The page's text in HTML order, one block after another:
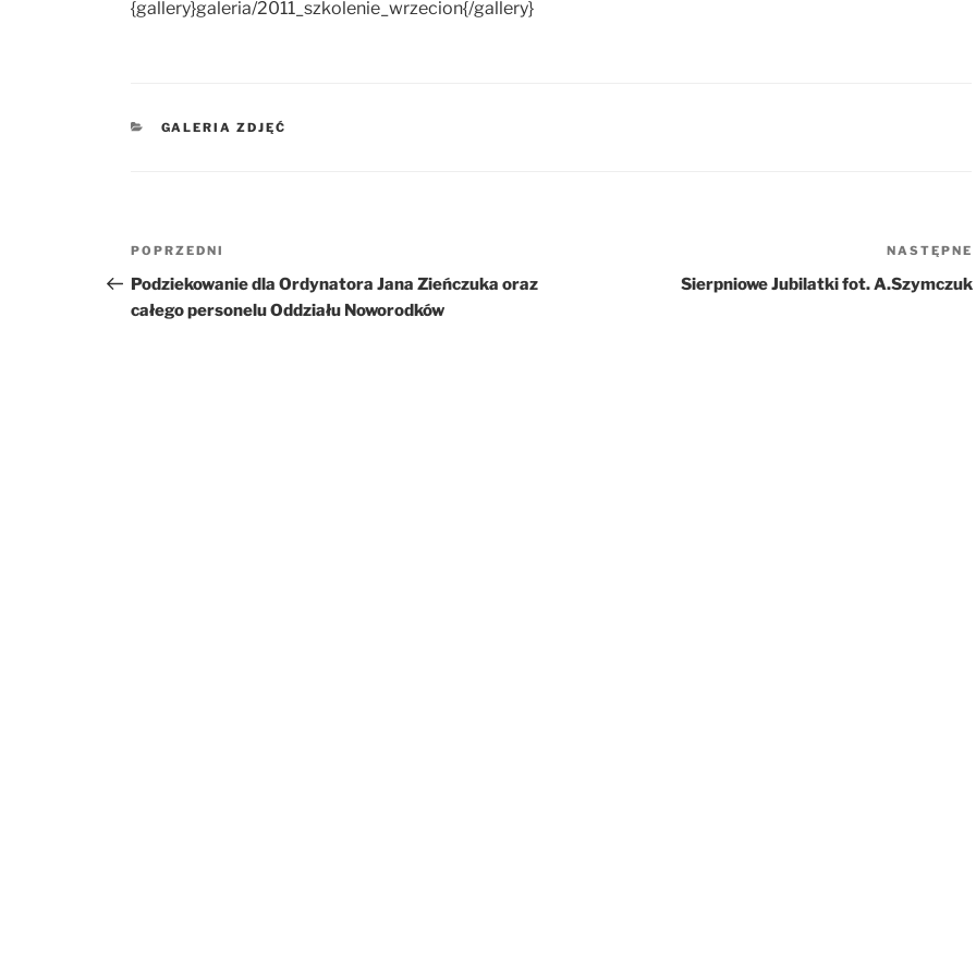
{gallery}galeria/2011_szkolenie_wrzecion{/gallery}
KATEGORIE
GALERIA ZDJĘĆ
wpisu
Poprzedni
wpis
POPRZEDNI
Podziekowanie dla Ordynatora Jana Zieńczuka oraz
całego personelu Oddziału Noworodków
NASTĘPNE
Sierpniowe Jubilatki fot. A.Szymczuk